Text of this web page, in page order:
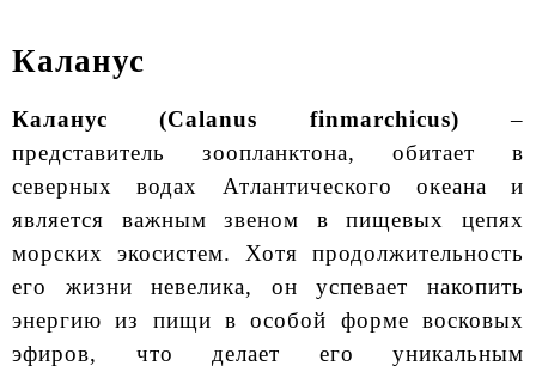
Каланус
Каланус (Calanus finmarchicus) –
представитель зоопланктона, обитает в
северных водах Атлантического океана и
является важным звеном в пищевых цепях
морских экосистем. Хотя продолжительность
его жизни невелика, он успевает накопить
энергию из пищи в особой форме восковых
эфиров, что делает его уникальным